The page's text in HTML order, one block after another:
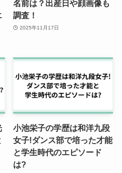
名前は？出産日や顔画像も
調査！
2025年11月17日
小池栄子の学歴は和洋九段
女子!ダンス部で培った才能
と学生時代のエピソード
は?